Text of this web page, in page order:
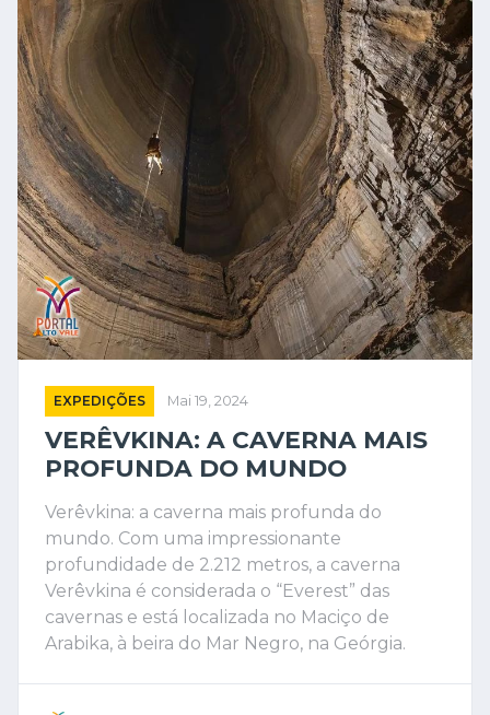
EXPEDIÇÕES Mai 19, 2024
VERÊVKINA: A CAVERNA MAIS
PROFUNDA DO MUNDO
Verêvkina: a caverna mais profunda do
mundo. Com uma impressionante
profundidade de 2.212 metros, a caverna
Verêvkina é considerada o “Everest” das
cavernas e está localizada no Maciço de
Arabika, à beira do Mar Negro, na Geórgia.